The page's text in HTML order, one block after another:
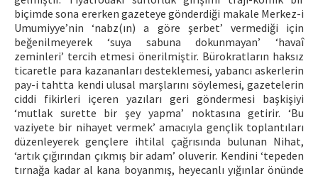
biçimde sona ererken gazeteye gönderdiği makale Merkez-i
Umumiyye’nin ‘nabz(ın) a göre şerbet’ vermediği için
beğenilmeyerek ‘suya sabuna dokunmayan’ ‘havaî
zeminleri’ tercih etmesi önerilmiştir. Bürokratların haksız
ticaretle para kazananları desteklemesi, yabancı askerlerin
pay-i tahtta kendi ulusal marşlarını söylemesi, gazetelerin
ciddi fikirleri içeren yazıları geri göndermesi başkişiyi
‘mutlak surette bir şey yapma’ noktasına getirir. ‘Bu
vaziyete bir nihayet vermek’ amacıyla gençlik toplantıları
düzenleyerek gençlere ihtilal çağrısında bulunan Nihat,
‘artık çığırından çıkmış bir adam’ oluverir. Kendini ‘tepeden
tırnağa kadar al kana boyanmış, heyecanlı yığınlar önünde